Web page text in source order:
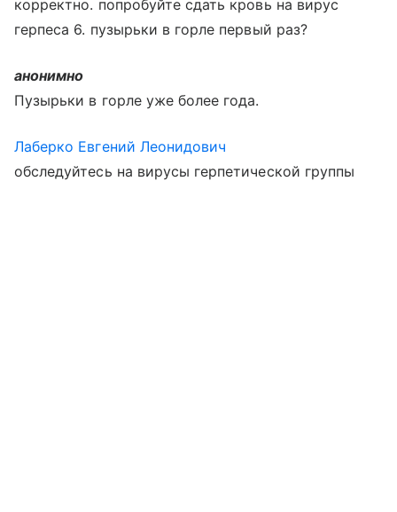
корректно. попробуйте сдать кровь на вирус
герпеса 6. пузырьки в горле первый раз?
анонимно
Пузырьки в горле уже более года.
Лаберко Евгений Леонидович
обследуйтесь на вирусы герпетической группы